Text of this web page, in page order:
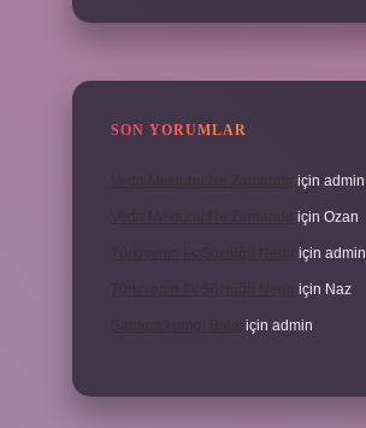
SON YORUMLAR
için admin
için Ozan
için admin
için Naz
için admin